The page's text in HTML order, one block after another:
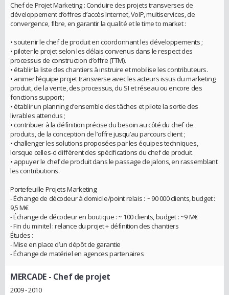
Chef de Projet Marketing : Conduire des projets transverses de
développement d’offres d’accès Internet, VoIP, multiservices, de
convergence, fibre, en garantir la qualité et le time to market :
• soutenir le chef de produit en coordonnant les développements ;
• piloter le projet selon les délais convenus dans le respect des
processus de construction d’offre (TTM).
• établir la liste des chantiers à instruire et mobilise les contributeurs.
• animer l’équipe projet transverse avec les acteurs issus du marketing
produit, de la vente, des processus, du SI et réseau ou encore des
fonctions support ;
• établir un planning d’ensemble des tâches et pilote la sortie des
livrables attendus ;
• contribuer à la définition précise du besoin au côté du chef de
produits, de la conception de l’offre jusqu’au parcours client ;
• challenger les solutions proposées par les équipes techniques,
lorsque celles-ci diffèrent des spécifications du chef de produit.
• appuyer le chef de produit dans le passage de jalons, en rassemblant
les contributions.
Portefeuille Projets Marketing:
- Échange de décodeur à domicile/point relais : ~ 90 000 clients, budget :
9,5 M€
- Échange de décodeur en boutique : ~ 100 clients, budget : ~9 M€
- Fin du minitel : relance du projet + définition des chantiers
Études :
- Mise en place d’un dépôt de garantie
- Échange de matériel en agences partenaires
MERCADE - Chef de projet
2009 - 2010